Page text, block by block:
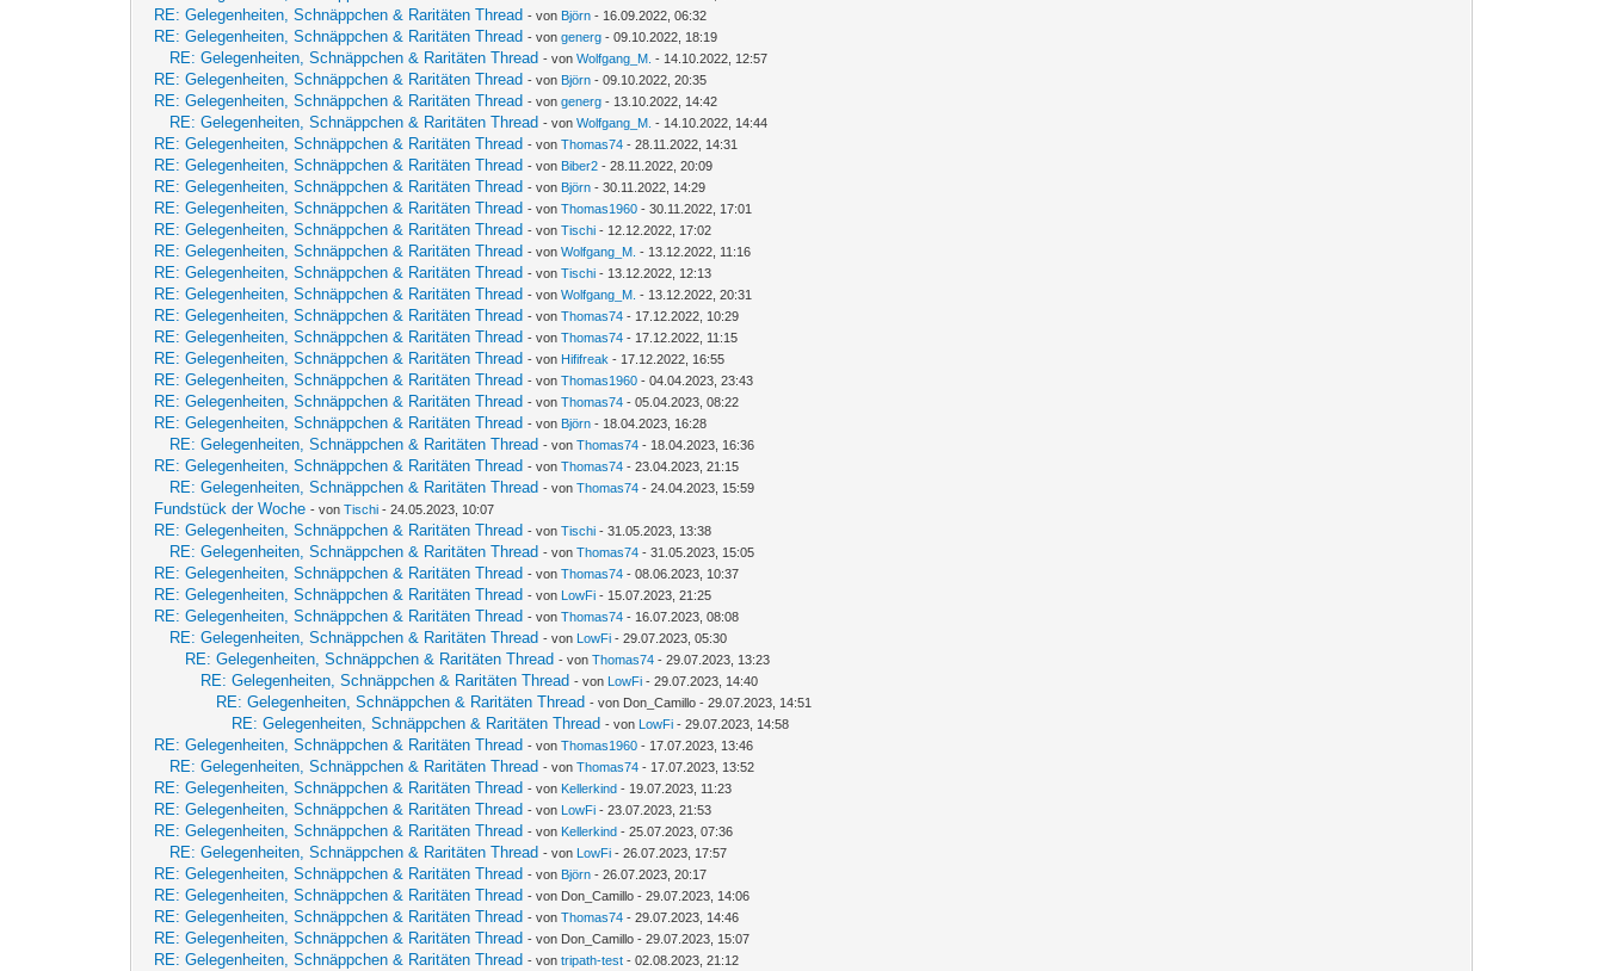
RE: Gelegenheiten, Schnäppchen & Raritäten Thread - von Björn - 16.09.2022, 06:32
RE: Gelegenheiten, Schnäppchen & Raritäten Thread - vongenerg - 09.10.2022, 18:19
RE: Gelegenheiten, Schnäppchen & Raritäten Thread - vonWolfgang_M. - 14.10.2022, 12:57
RE: Gelegenheiten, Schnäppchen & Raritäten Thread - von Björn - 09.10.2022, 20:35
RE: Gelegenheiten, Schnäppchen & Raritäten Thread - vongenerg - 13.10.2022, 14:42
RE: Gelegenheiten, Schnäppchen & Raritäten Thread - vonWolfgang_M. - 14.10.2022, 14:44
RE: Gelegenheiten, Schnäppchen & Raritäten Thread - vonThomas74 - 28.11.2022, 14:31
RE: Gelegenheiten, Schnäppchen & Raritäten Thread - von Biber2 - 28.11.2022, 20:09
RE: Gelegenheiten, Schnäppchen & Raritäten Thread - von Björn - 30.11.2022, 14:29
RE: Gelegenheiten, Schnäppchen & Raritäten Thread - vonThomas1960 - 30.11.2022, 17:01
RE: Gelegenheiten, Schnäppchen & Raritäten Thread - vonTischi - 12.12.2022, 17:02
RE: Gelegenheiten, Schnäppchen & Raritäten Thread - vonWolfgang_M. - 13.12.2022, 11:16
RE: Gelegenheiten, Schnäppchen & Raritäten Thread - vonTischi - 13.12.2022, 12:13
RE: Gelegenheiten, Schnäppchen & Raritäten Thread - vonWolfgang_M. - 13.12.2022, 20:31
RE: Gelegenheiten, Schnäppchen & Raritäten Thread - vonThomas74 - 17.12.2022, 10:29
RE: Gelegenheiten, Schnäppchen & Raritäten Thread - vonThomas74 - 17.12.2022, 11:15
RE: Gelegenheiten, Schnäppchen & Raritäten Thread - von Hififreak - 17.12.2022, 16:55
RE: Gelegenheiten, Schnäppchen & Raritäten Thread - vonThomas1960 - 04.04.2023, 23:43
RE: Gelegenheiten, Schnäppchen & Raritäten Thread - vonThomas74 - 05.04.2023, 08:22
RE: Gelegenheiten, Schnäppchen & Raritäten Thread - von Björn - 18.04.2023, 16:28
RE: Gelegenheiten, Schnäppchen & Raritäten Thread - vonThomas74 - 18.04.2023, 16:36
RE: Gelegenheiten, Schnäppchen & Raritäten Thread - vonThomas74 - 23.04.2023, 21:15
RE: Gelegenheiten, Schnäppchen & Raritäten Thread - vonThomas74 - 24.04.2023, 15:59
Fundstück der Woche - vonTischi - 24.05.2023, 10:07
RE: Gelegenheiten, Schnäppchen & Raritäten Thread - vonTischi - 31.05.2023, 13:38
RE: Gelegenheiten, Schnäppchen & Raritäten Thread - vonThomas74 - 31.05.2023, 15:05
RE: Gelegenheiten, Schnäppchen & Raritäten Thread - vonThomas74 - 08.06.2023, 10:37
RE: Gelegenheiten, Schnäppchen & Raritäten Thread - von LowFi - 15.07.2023, 21:25
RE: Gelegenheiten, Schnäppchen & Raritäten Thread - vonThomas74 - 16.07.2023, 08:08
RE: Gelegenheiten, Schnäppchen & Raritäten Thread - von LowFi - 29.07.2023, 05:30
RE: Gelegenheiten, Schnäppchen & Raritäten Thread - vonThomas74 - 29.07.2023, 13:23
RE: Gelegenheiten, Schnäppchen & Raritäten Thread - von LowFi - 29.07.2023, 14:40
RE: Gelegenheiten, Schnäppchen & Raritäten Thread - von Don_Camillo - 29.07.2023, 14:51
RE: Gelegenheiten, Schnäppchen & Raritäten Thread - von LowFi - 29.07.2023, 14:58
RE: Gelegenheiten, Schnäppchen & Raritäten Thread - vonThomas1960 - 17.07.2023, 13:46
RE: Gelegenheiten, Schnäppchen & Raritäten Thread - vonThomas74 - 17.07.2023, 13:52
RE: Gelegenheiten, Schnäppchen & Raritäten Thread - von Kellerkind - 19.07.2023, 11:23
RE: Gelegenheiten, Schnäppchen & Raritäten Thread - von LowFi - 23.07.2023, 21:53
RE: Gelegenheiten, Schnäppchen & Raritäten Thread - von Kellerkind - 25.07.2023, 07:36
RE: Gelegenheiten, Schnäppchen & Raritäten Thread - von LowFi - 26.07.2023, 17:57
RE: Gelegenheiten, Schnäppchen & Raritäten Thread - von Björn - 26.07.2023, 20:17
RE: Gelegenheiten, Schnäppchen & Raritäten Thread - von Don_Camillo - 29.07.2023, 14:06
RE: Gelegenheiten, Schnäppchen & Raritäten Thread - vonThomas74 - 29.07.2023, 14:46
RE: Gelegenheiten, Schnäppchen & Raritäten Thread - von Don_Camillo - 29.07.2023, 15:07
RE: Gelegenheiten, Schnäppchen & Raritäten Thread - vontripath-test - 02.08.2023, 21:12